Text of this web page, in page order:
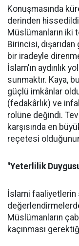
Konuşmasında
derinden
Müslümanların iki
Birincisi,
bir iradeyle
İslam'ın aydınlık
sunmaktır. Kaya,
güçlü imkânlar
(fedakârlık) ve
rolüne değindi.
karşısında en
reçetesi
"Yeterlilik
İslami
Müslümanların
kaçınması